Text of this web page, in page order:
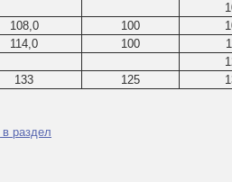
108,0
100
114,0
100
133
125
раздел